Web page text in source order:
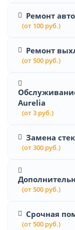
Ремонт
(от 100 руб.)
Ремонт
(от 500 руб.)
Aurelia
(от 3 руб.)
Замена
(от 300 руб.)
(от 500 руб.)
Срочная
(от 500 руб.)